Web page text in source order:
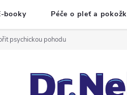
booky Péče o pleť a
psychickou pohodu